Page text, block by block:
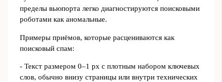
пределы вьюпорта легко диагностируются поисковыми
роботами как аномальные.
Примеры приёмов, которые расцениваются как
поисковый спам:
- Текст размером 0–1 px с плотным набором ключевых
слов, обычно внизу страницы или внутри технических